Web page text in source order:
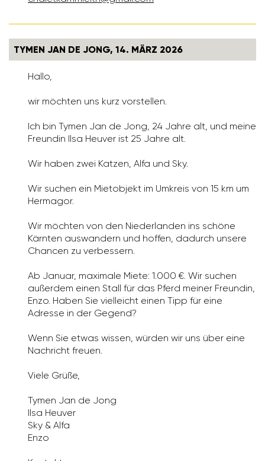
TYMEN JAN DE JONG, 14. MÄRZ 2026
Hallo,
wir möchten uns kurz vorstellen.
Ich bin Tymen Jan de Jong, 24 Jahre alt, und meine
Freundin Ilsa Heuver ist 25 Jahre alt.
Wir haben zwei Katzen, Alfa und Sky.
Wir suchen ein Mietobjekt im Umkreis von 15 km um
Hermagor.
Wir möchten von den Niederlanden ins schöne
Kärnten auswandern und hoffen, dadurch unsere
Chancen zu verbessern.
Ab Januar, maximale Miete: 1.000 €. Wir suchen
außerdem einen Stall für das Pferd meiner Freundin,
Enzo. Haben Sie vielleicht einen Tipp für eine
Adresse in der Gegend?
Wenn Sie etwas wissen, würden wir uns über eine
Nachricht freuen.
Viele Grüße,
Tymen Jan de Jong
Ilsa Heuver
Sky & Alfa
Enzo